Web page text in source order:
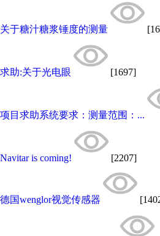
关于糖汁糖浆锤度的测量
求助:关于光电眼 [1697]
项目求助系统要求：测量范围：...
Navitar is coming! [2207]
德国wenglor视觉传感器